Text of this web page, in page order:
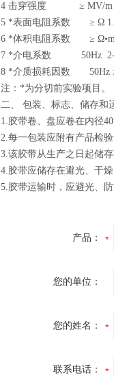
4 击穿强度 ≥ MV/m
5 *表面电阻系数 ≥ Ω
6 *体积电阻系数 ≥ Ω•m
7 *介电系数 50Hz
8 *介质损耗因数 50Hz
注：*为分切前实验项目。
二、 包装、标志、储存和
1.胶带卷、盘应卷在内径
2.每一包装应附有产品检
3.该胶带从生产之日起储
4.胶带应储存在避光、干
5.胶带运输时，应避光、
产品：
您的单位：
您的姓名：
联系电话：